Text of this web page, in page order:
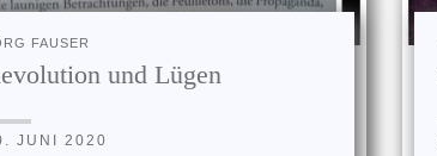
FAUSER
und Lügen
JUNI 2020